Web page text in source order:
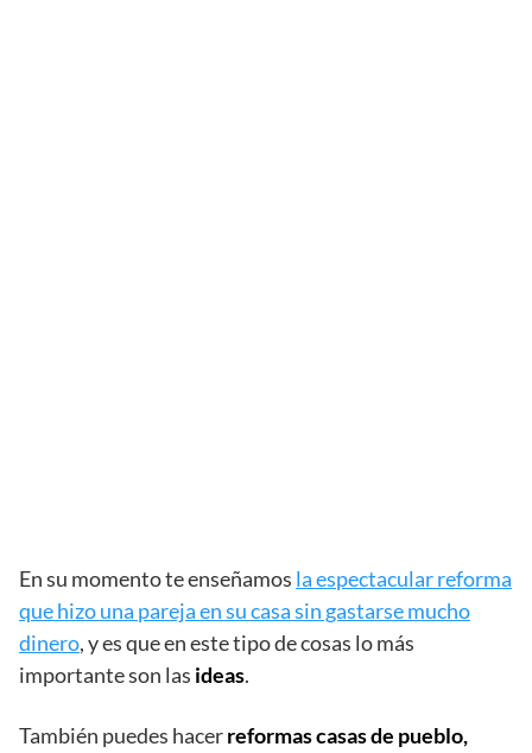
En su momento te enseñamos la espectacular reforma
que hizo una pareja en su casa sin gastarse mucho
dinero, y es que en este tipo de cosas lo más
importante son las ideas.
También puedes hacerreformas casas de pueblo,